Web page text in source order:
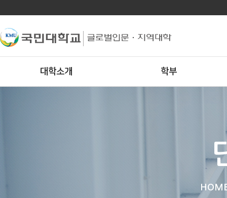
대학소개 학부